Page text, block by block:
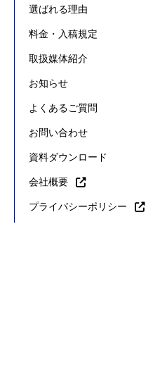
選ばれる理由
料金・入稿規定
取扱媒体紹介
お知らせ
よくあるご質問
お問い合わせ
資料ダウンロード
会社概要
プライバシーポリシー